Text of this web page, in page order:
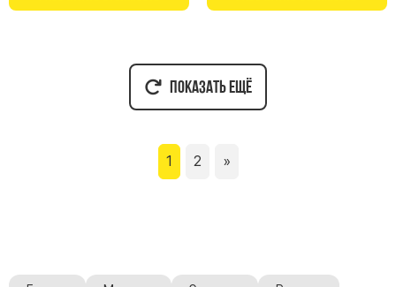
Показать ещё
1 2 »